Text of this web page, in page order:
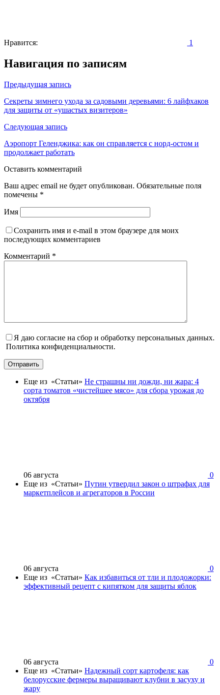
Нравится: 1
Навигация по записям
Предыдущая запись
Секреты зимнего ухода за садовыми деревьями: 6 лайфхаков
для защиты от «ушастых визитеров»
Следующая запись
Аэропорт Геленджика: как он справляется с норд-остом и
продолжает работать
Оставить комментарий
Ваш адрес email не будет опубликован. Обязательные поля
помечены *
Имя
Сохранить имя и e-mail в этом браузере для моих
последующих комментариев
Комментарий *
Я даю согласие на сбор и обработку персональных данных.
Политика конфиденциальности.
Отправить
Еще из «Статьи» Не страшны ни дожди, ни жара: 4
сорта томатов «чистейшее мясо» для сбора урожая до
октября
06 августа
0
Еще из «Статьи» Путин утвердил закон о штрафах для
маркетплейсов и агрегаторов в России
06 августа
0
Еще из «Статьи» Как избавиться от тли и плодожорки:
эффективный рецепт с кипятком для защиты яблок
06 августа
0
Еще из «Статьи» Надежный сорт картофеля: как
белорусские фермеры выращивают клубни в засуху и
жару